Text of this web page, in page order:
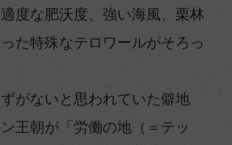
度な肥沃度、強い海風、栗林
た特殊なテロワールがそろっ
がないと思われていた僻地
王朝が「労働の地（＝テッ